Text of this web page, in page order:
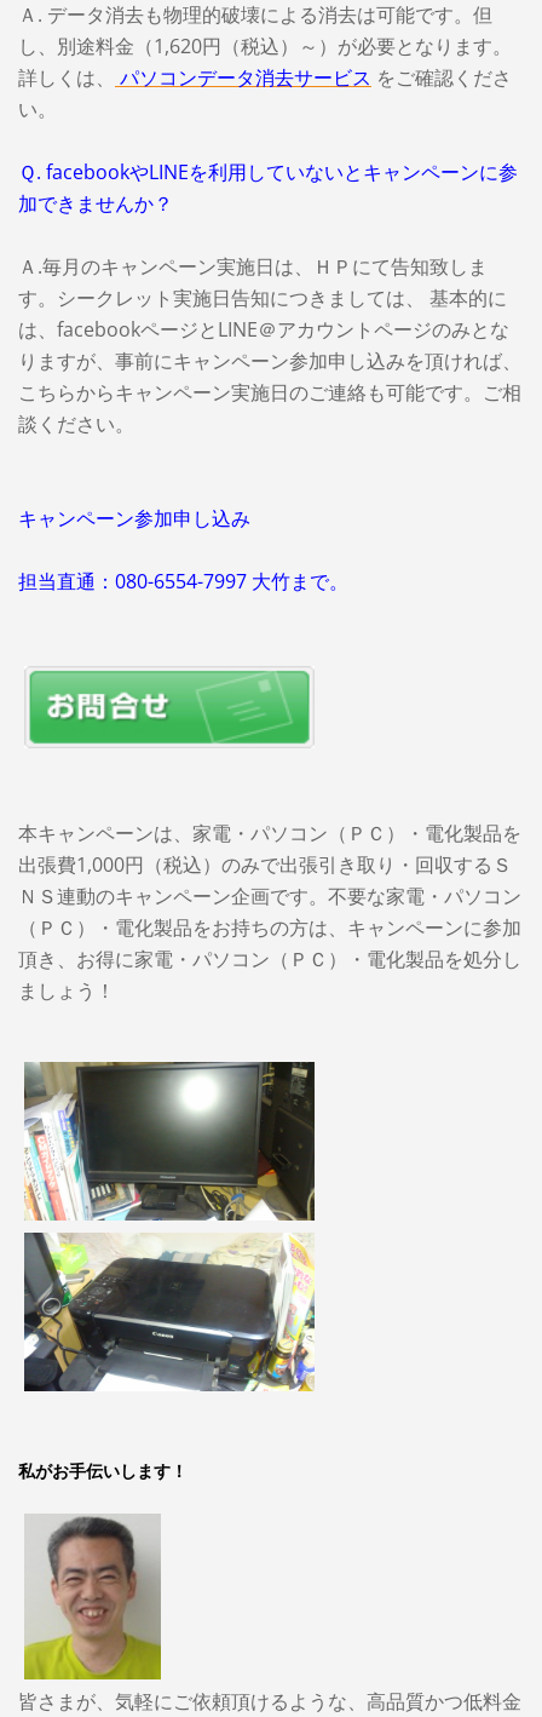
Ａ. データ消去も物理的破壊による消去は可能です。但
し、別途料金（1,620円（税込）～）が必要となります。
詳しくは、
パソコンデータ消去サービス をご確認くださ
い。
Ｑ. facebookやLINEを利用していないとキャンペーンに参
加できませんか？
Ａ.毎月のキャンペーン実施日は、ＨＰにて告知致しま
す。シークレット実施日告知につきましては、 基本的に
は、facebookページとLINE＠アカウントページのみとな
りますが、事前にキャンペーン参加申し込みを頂ければ、
こちらからキャンペーン実施日のご連絡も可能です。ご相
談ください。
キャンペーン参加申し込み
担当直通：080-6554-7997 大竹まで。
本キャンペーンは、家電・パソコン（ＰＣ）・電化製品を
出張費1,000円（税込）のみで出張引き取り・回収するＳ
ＮＳ連動のキャンペーン企画です。不要な家電・パソコン
（ＰＣ）・電化製品をお持ちの方は、キャンペーンに参加
頂き、お得に家電・パソコン（ＰＣ）・電化製品を処分し
ましょう！
私がお手伝いします！
皆さまが、気軽にご依頼頂けるような、高品質かつ低料金